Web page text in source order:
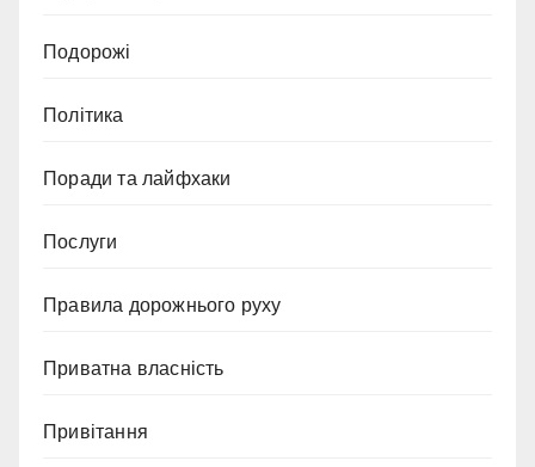
Подорожі
Політика
Поради та лайфхаки
Послуги
Правила дорожнього руху
Приватна власність
Привітання